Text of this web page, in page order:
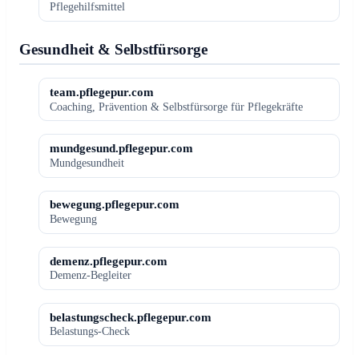
Pflegehilfsmittel
Gesundheit & Selbstfürsorge
team.pflegepur.com
Coaching, Prävention & Selbstfürsorge für Pflegekräfte
mundgesund.pflegepur.com
Mundgesundheit
bewegung.pflegepur.com
Bewegung
demenz.pflegepur.com
Demenz-Begleiter
belastungscheck.pflegepur.com
Belastungs-Check